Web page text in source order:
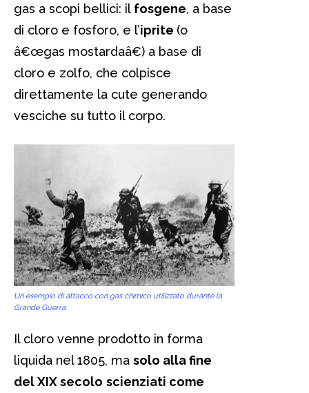
gas a scopi bellici: il fosgene, a base
di cloro e fosforo, e l’iprite (o
â€œgas mostardaâ€) a base di
cloro e zolfo, che colpisce
direttamente la cute generando
vesciche su tutto il corpo.
Un esempio di attacco con gas chimico utilizzato durante la
Grande Guerra.
Il cloro venne prodotto in forma
liquida nel 1805, ma solo alla fine
del XIX secolo scienziati come